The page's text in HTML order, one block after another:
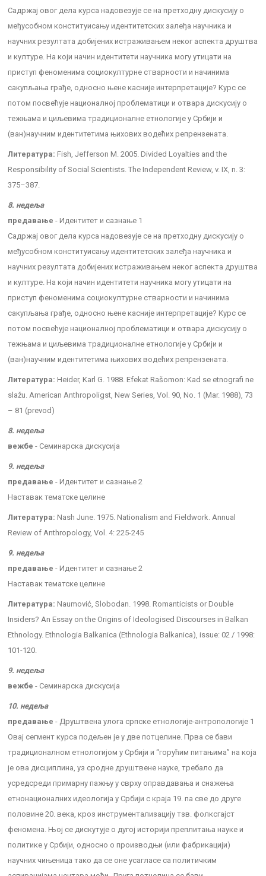
Садржај овог дела курса надовезује се на претходну дискусију о
међусобном конституисању идентитетских залеђа научника и
научних резултата добијених истраживањем неког аспекта друштва
и културе. На који начин идентитети научника могу утицати на
приступ феноменима социокултурне стварности и начинима
сакупљања грађе, односно њене касније интерпретације? Курс се
потом посвећује националној проблематици и отвара дискусију о
тежњама и циљевима традиционалне етнологије у Србији и
(ван)научним идентитетима њихових водећих репрензената.
Литература: Fish, Jefferson M. 2005. Divided Loyalties and the
Responsibility of Social Scientists. The Independent Review, v. IX, n. 3:
375–387.
8. недеља
предавање - Идентитет и сазнање 1
Садржај овог дела курса надовезује се на претходну дискусију о
међусобном конституисању идентитетских залеђа научника и
научних резултата добијених истраживањем неког аспекта друштва
и културе. На који начин идентитети научника могу утицати на
приступ феноменима социокултурне стварности и начинима
сакупљања грађе, односно њене касније интерпретације? Курс се
потом посвећује националној проблематици и отвара дискусију о
тежњама и циљевима традиционалне етнологије у Србији и
(ван)научним идентитетима њихових водећих репрензената.
Литература: Heider, Karl G. 1988. Efekat Rašomon: Kad se etnografi ne
slažu. American Anthropoligst, New Series, Vol. 90, No. 1 (Mar. 1988), 73
– 81 (prevod)
8. недеља
вежбе - Семинарска дискусија
9. недеља
предавање - Идентитет и сазнање 2
Наставак тематске целине
Литература: Nash June. 1975. Nationalism and Fieldwork. Annual
Review of Anthropology, Vol. 4: 225-245
9. недеља
предавање - Идентитет и сазнање 2
Наставак тематске целине
Литература: Naumović, Slobodan. 1998. Romanticists or Double
Insiders? An Essay on the Origins of Ideologised Discourses in Balkan
Ethnology. Ethnologia Balkanica (Ethnologia Balkanica), issue: 02 / 1998:
101-120.
9. недеља
вежбе - Семинарска дискусија
10. недеља
предавање - Друштвена улога српске етнологије-антропологије 1
Овај сегмент курса подељен је у две потцелине. Прва се бави
традиционалном етнологијом у Србији и “горућим питањима” на која
је ова дисциплина, уз сродне друштвене науке, требало да
усредсреди примарну пажњу у сврху оправдавања и снажења
етнонационалних идеологија у Србији с краја 19. па све до друге
половине 20. века, кроз инструментализацију тзв. фолксгајст
феномена. Њој се дискутује о дугој историји преплитања науке и
политике у Србији, односно о производњи (или фабрикацији)
научних чињеница тако да се оне усагласе са политичким